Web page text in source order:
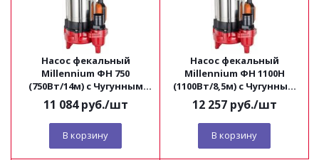
Насос фекальный
Millennium ФН 750
(750Вт/14м) с Чугунным
корпусом
11 084руб./шт
В корзину
Насос фекальный
Millennium ФН 1100Н
(1100Вт/8,5м) с Чугунным
корпусом с
измельчителем
12 257руб./шт
В корзину